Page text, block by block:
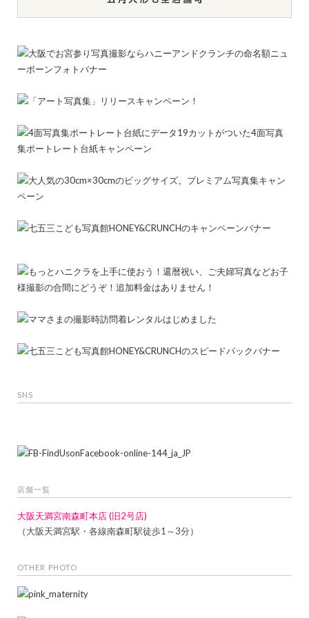
SNS
店舗一覧
大阪天満宮南森町本店 (旧2号店)
（大阪天満宮駅・各線南森町駅徒歩1～3分）
OTHER PHOTO